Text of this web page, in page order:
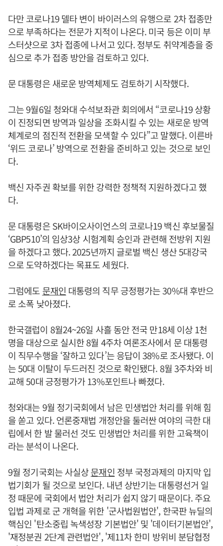
다만 코로나19 델타 변이 바이러스의 유행으로 2차 접종만
으로 부족하다는 전문가 지적이 나온다. 미국 등은 이미 부
스터샷으로 3차 접종에 나서고 있다. 정부도 취약계층을 중
심으로 추가 접종 방안을 검토하고 있다.
문 대통령은 새로운 방역체제도 검토하기 시작했다.
그는 9월6일 청와대 수석보좌관 회의에서 “코로나19 상황
이 진정되면 방역과 일상을 조화시킬 수 있는 새로운 방역
체계로의 점진적 전환을 모색할 수 있다”고 말했다. 이른바
‘위드 코로나’ 방역으로 전환을 준비하고 있는 것으로 보인
다.
백신 자주권 확보를 위한 강력한 정책적 지원하겠다고 했
다.
문 대통령은 SK바이오사이언스의 코로나19 백신 후보물질
‘GBP510’의 임상3상 시험계획 승인과 관련해 전방위 지원
을 하겠다고 했다. 2025년까지 글로벌 백신 생산 5대강국
으로 도약하겠다는 목표도 세웠다.
그럼에도 문재인 대통령의 직무 긍정평가는 30%대 후반으
로 소폭 낮아졌다.
한국갤럽이 8월24~26일 사흘 동안 전국 만18세 이상 1천
명을 대상으로 실시한 8월 4주차 여론조사에서 문 대통령
이 직무수행을 ‘잘하고 있다’는 응답이 38%로 조사됐다. 이
는 50대 이탈이 두드러진 것으로 확인됐다. 8월 3주차와 비
교해 50대 긍정평가가 13%포인트나 빠졌다.
청와대는 9월 정기국회에서 남은 민생법안 처리를 위해 힘
을 쏟고 있다. 언론중재법 개정안을 둘러싼 여야의 극한 대
립에서 한 발 물러선 것도 민생법안 처리를 위한 고육책이
라는 분석이 나온다.
9월 정기국회는 사실상문재인 정부 국정과제의 마지막 입
법기회가 될 것으로 보인다. 내년 상반기는 대통령선거 일
정 때문에 국회에서 법안 처리가 쉽지 않기 때문이다. 주요
입법 과제로 군 개혁을 위한 '군사법원법안', 한국판 뉴딜의
핵심인 '탄소중립 녹색성장 기본법안' 및 '데이터기본법안',
'재정분권 2단계 관련법안', '제11차 한미 방위비 분담협정